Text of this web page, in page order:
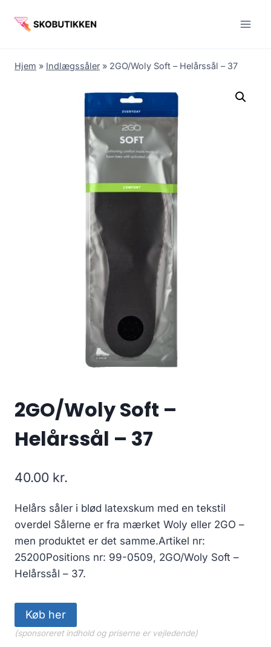
Hjem » Indlægssåler » 2GO/Woly Soft – Helårssål – 37
2GO/Woly Soft –
Helårssål – 37
40.00 kr.
Helårs såler i blød latexskum med en tekstil
overdel Sålerne er fra mærket Woly eller 2GO –
men produktet er det samme.Artikel nr:
25200Positions nr: 99-0509, 2GO/Woly Soft –
Helårssål – 37.
Køb her
(sponsoreret indhold og priserne er vejledende)